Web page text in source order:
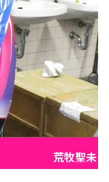
荒牧聖未